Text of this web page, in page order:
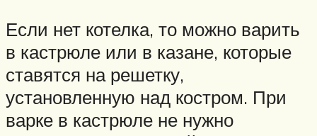
Если нет котелка, то можно варить
в кастрюле или в казане, которые
ставятся на решетку,
установленную над костром. При
варке в кастрюле не нужно